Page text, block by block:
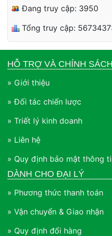
Đang truy cập: 3950
Tổng truy cập:
HỖ TRỢ VÀ CHÍNH SÁCH
» Giới thiệu
» Đối tác chiến lược
» Triết lý kinh doanh
» Liên hệ
» Quy định bảo mật thông
DÀNH CHO ĐẠI LÝ
» Phương thức thanh toán
» Vận chuyển & Giao nhận
» Quy định đổi hàng